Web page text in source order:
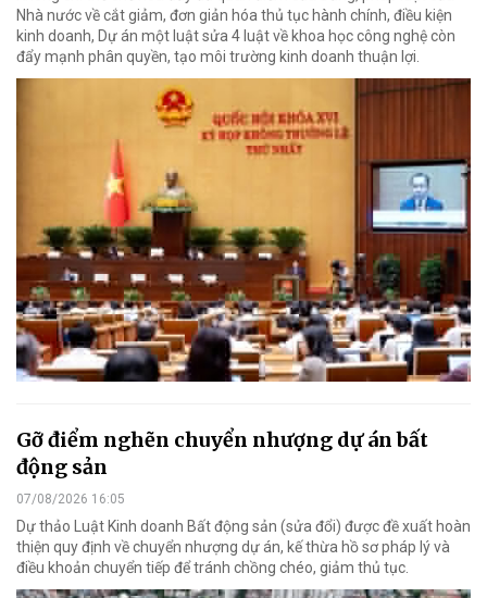
Nhà nước về cắt giảm, đơn giản hóa thủ tục hành chính, điều kiện
kinh doanh, Dự án một luật sửa 4 luật về khoa học công nghệ còn
đẩy mạnh phân quyền, tạo môi trường kinh doanh thuận lợi.
Gỡ điểm nghẽn chuyển nhượng dự án bất
động sản
07/08/2026 16:05
Dự thảo Luật Kinh doanh Bất động sản (sửa đổi) được đề xuất hoàn
thiện quy định về chuyển nhượng dự án, kế thừa hồ sơ pháp lý và
điều khoản chuyển tiếp để tránh chồng chéo, giảm thủ tục.